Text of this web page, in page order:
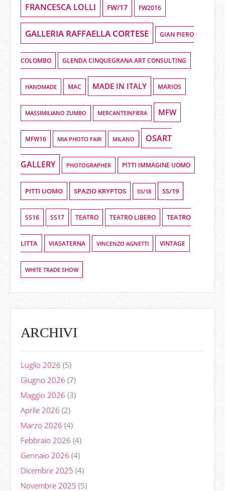
FRANCESCA LOLLI FW/17 FW2016
GALLERIA RAFFAELLA CORTESE GIAN PIERO
COLOMBO GLENDA CINQUEGRANA ART CONSULTING
HANDMADE MAC MADE IN ITALY MARIOS
MASSIMILIANO ZUMBO MERCANTEINFIERA MFW
MFW16 MIA PHOTO FAIR MILANO OSART
GALLERY PHOTOGRAPHER PITTI IMMAGINE UOMO
PITTI UOMO SPAZIO KRYPTOS SS/18 SS/19
SS16 SS17 TEATRO TEATRO LIBERO TEATRO
LITTA VIASATERNA VINCENZO AGNETTI VINTAGE
WHITE TRADE SHOW
ARCHIVI
Luglio 2026 (5)
Giugno 2026 (7)
Maggio 2026 (3)
Aprile 2026 (2)
Marzo 2026 (4)
Febbraio 2026 (4)
Gennaio 2026 (4)
Dicembre 2025 (4)
Novembre 2025 (5)